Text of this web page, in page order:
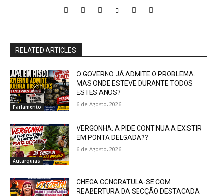
RELATED ARTICLES
Parlamento
O GOVERNO JÁ ADMITE O PROBLEMA.
MAS ONDE ESTEVE DURANTE TODOS
ESTES ANOS?
6 de Agosto, 2026
Autarquias
VERGONHA: A PIDE CONTINUA A EXISTIR
EM PONTA DELGADA??
6 de Agosto, 2026
CHEGA CONGRATULA-SE COM
REABERTURA DA SECÇÃO DESTACADA